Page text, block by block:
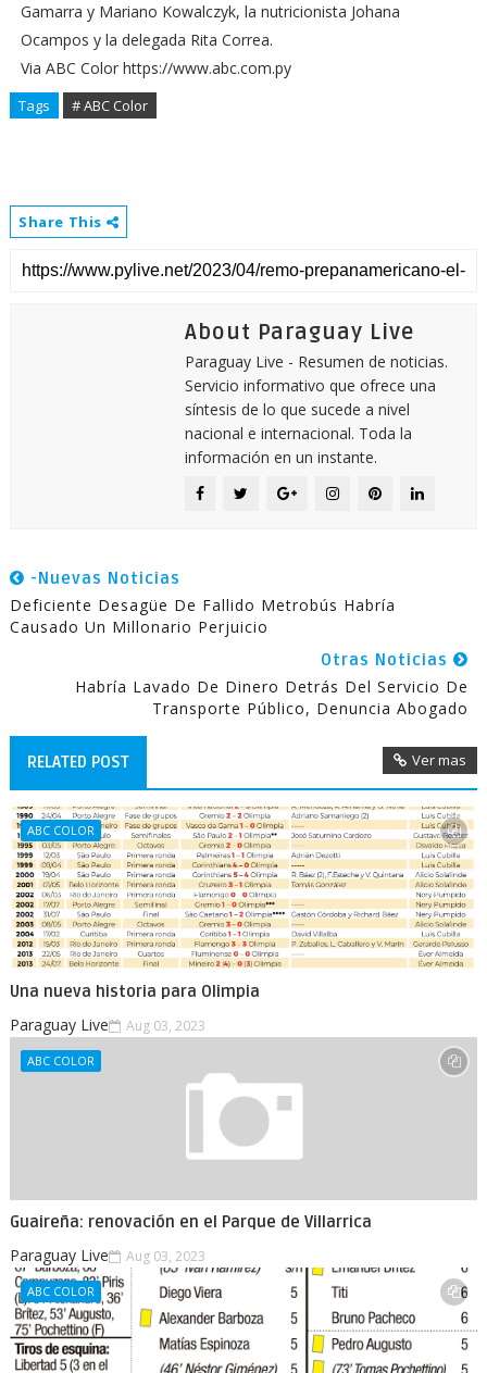
Gamarra y Mariano Kowalczyk, la nutricionista Johana
Ocampos y la delegada Rita Correa.
Via ABC Color https://www.abc.com.py
Tags # ABC Color
Share This
About Paraguay Live
Paraguay Live - Resumen de noticias.
Servicio informativo que ofrece una
síntesis de lo que sucede a nivel
nacional e internacional. Toda la
información en un instante.
-Nuevas Noticias
Deficiente Desagüe De Fallido Metrobús Habría
Causado Un Millonario Perjuicio
Otras Noticias
Habría Lavado De Dinero Detrás Del Servicio De
Transporte Público, Denuncia Abogado
RELATED POST Ver mas
ABC COLOR
Una nueva historia para Olimpia
Paraguay Live Aug 03, 2023
ABC COLOR
Guaireña: renovación en el Parque de Villarrica
Paraguay Live Aug 03, 2023
ABC COLOR